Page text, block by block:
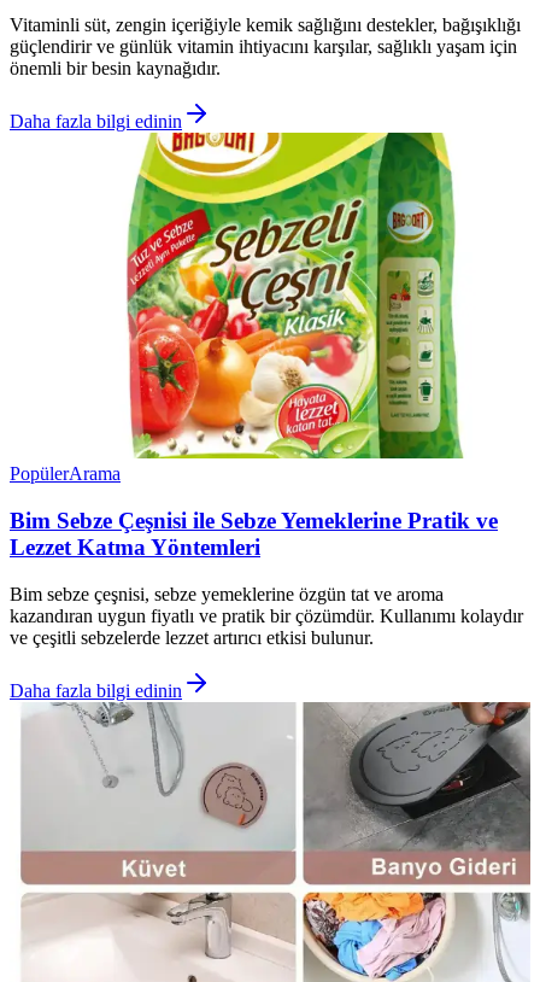
Vitaminli süt, zengin içeriğiyle kemik sağlığını destekler, bağışıklığı
güçlendirir ve günlük vitamin ihtiyacını karşılar, sağlıklı yaşam için
önemli bir besin kaynağıdır.
Daha fazla bilgi edinin
PopülerArama
Bim Sebze Çeşnisi ile Sebze Yemeklerine Pratik ve
Lezzet Katma Yöntemleri
Bim sebze çeşnisi, sebze yemeklerine özgün tat ve aroma
kazandıran uygun fiyatlı ve pratik bir çözümdür. Kullanımı kolaydır
ve çeşitli sebzelerde lezzet artırıcı etkisi bulunur.
Daha fazla bilgi edinin